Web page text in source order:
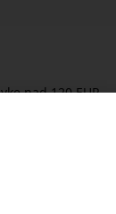
nad 120 EUR